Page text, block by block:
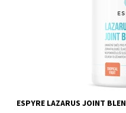
ESPYRE LAZARUS JOINT